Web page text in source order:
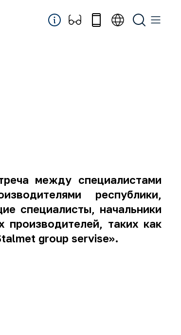
между специалистами
республики,
специалисты, начальники
таких как
group servise».